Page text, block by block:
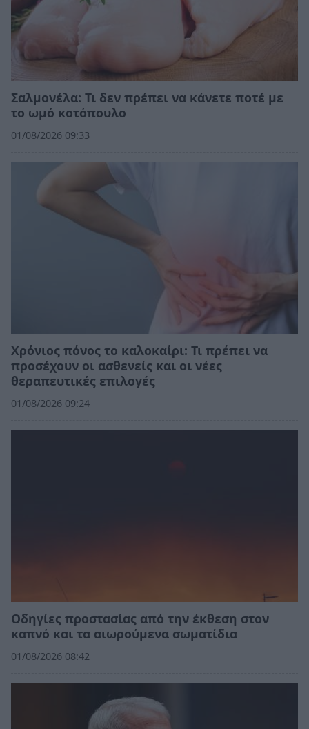
Σαλμονέλα: Τι δεν πρέπει να κάνετε ποτέ με
το ωμό κοτόπουλο
01/08/2026 09:33
Χρόνιος πόνος το καλοκαίρι: Τι πρέπει να
προσέχουν οι ασθενείς και οι νέες
θεραπευτικές επιλογές
01/08/2026 09:24
Οδηγίες προστασίας από την έκθεση στον
καπνό και τα αιωρούμενα σωματίδια
01/08/2026 08:42